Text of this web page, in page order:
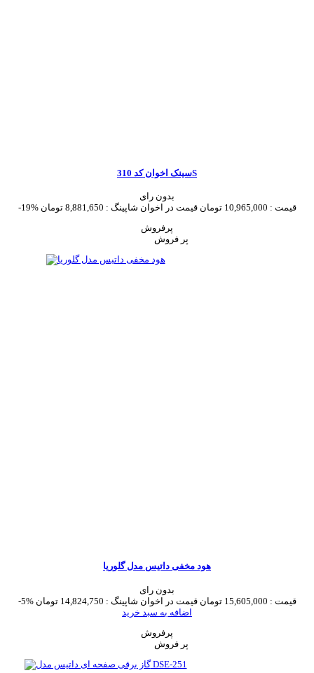
سینک اخوان کد 310S
بدون رای
-19%
قیمت : 10,965,000 تومان قیمت در اخوان شاپینگ : 8,881,650 تومان
پرفروش
هود مخفی داتیس مدل گلوریا
بدون رای
-5%
قیمت : 15,605,000 تومان قیمت در اخوان شاپینگ : 14,824,750 تومان
اضافه به سبد خرید
پرفروش